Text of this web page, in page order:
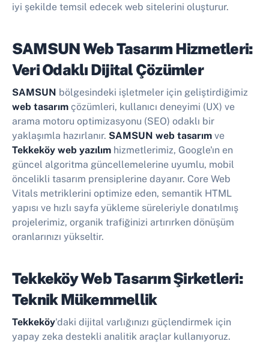
iyi şekilde temsil edecek web sitelerini oluşturur.
SAMSUN Web Tasarım Hizmetleri:
Veri Odaklı Dijital Çözümler
SAMSUN bölgesindeki işletmeler için geliştirdiğimiz
web tasarım çözümleri, kullanıcı deneyimi (UX) ve
arama motoru optimizasyonu (SEO) odaklı bir
yaklaşımla hazırlanır. SAMSUN web tasarım ve
Tekkeköy web yazılım hizmetlerimiz, Google'ın en
güncel algoritma güncellemelerine uyumlu, mobil
öncelikli tasarım prensiplerine dayanır. Core Web
Vitals metriklerini optimize eden, semantik HTML
yapısı ve hızlı sayfa yükleme süreleriyle donatılmış
projelerimiz, organik trafiğinizi artırırken dönüşüm
oranlarınızı yükseltir.
Tekkeköy Web Tasarım Şirketleri:
Teknik Mükemmellik
Tekkeköy'daki dijital varlığınızı güçlendirmek için
yapay zeka destekli analitik araçlar kullanıyoruz.